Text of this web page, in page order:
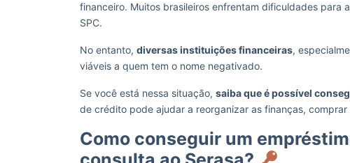
financeiro. Muitos brasileiros enfrentam dificuldades para
SPC.
No entanto, diversas instituições financeiras,
viáveis a quem tem o nome negativado.
Se você está nessa situação, saiba que é possível
de crédito pode ajudar a reorganizar as finanças,
Como conseguir um